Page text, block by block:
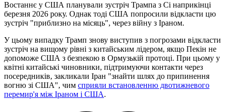
Востаннє у США планували зустріч Трампа з Сі наприкінці
березня 2026 року. Однак тоді США попросили відкласти цю
зустріч "приблизно на місяць", через війну з Іраном.
У цьому випадку Трамп знову виступив з погрозами відкласти
зустріч на вищому рівні з китайським лідером, якщо Пекін не
допоможе США з безпекою в Ормузькій протоці. При цьому у
квітні китайські чиновники, підтримуючи контакти через
посередників, закликали Іран "знайти шлях до припинення
вогню зі США", чим сприяли встановленню двотижневого
перемир'я між Іраном і США.